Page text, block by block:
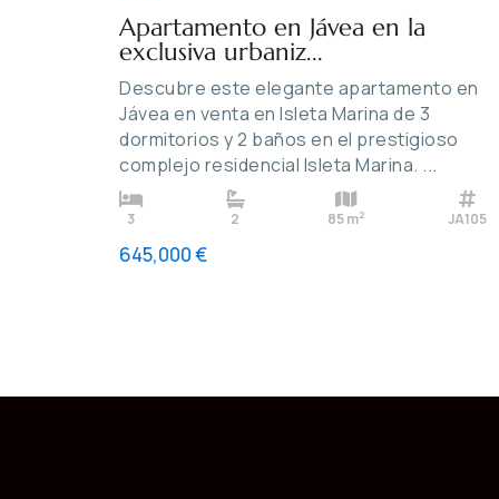
Apartamento en Jávea en la
exclusiva urbaniz...
Descubre este elegante apartamento en
Jávea en venta en Isleta Marina de 3
dormitorios y 2 baños en el prestigioso
complejo residencial Isleta Marina. ...
3 2 85 m2 JA105
645,000 €